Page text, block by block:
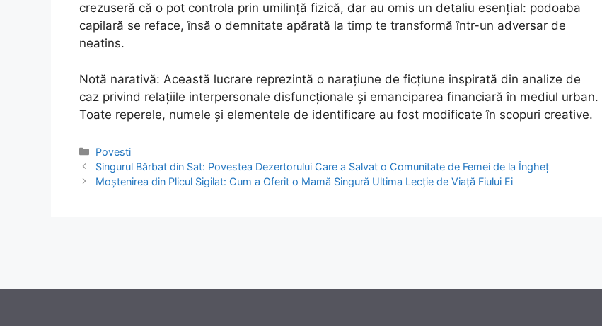
crezuseră că o pot controla prin umilință fizică, dar au omis un detaliu esențial: podoaba
capilară se reface, însă o demnitate apărată la timp te transformă într-un adversar de
neatins.
Notă narativă: Această lucrare reprezintă o narațiune de ficțiune inspirată din analize de
caz privind relațiile interpersonale disfuncționale și emanciparea financiară în mediul urban.
Toate reperele, numele și elementele de identificare au fost modificate în scopuri creative.
Categories
Povesti
Post
navigation
Singurul Bărbat din Sat: Povestea Dezertorului Care a Salvat o Comunitate de Femei de la Îngheț
Moștenirea din Plicul Sigilat: Cum a Oferit o Mamă Singură Ultima Lecție de Viață Fiului Ei